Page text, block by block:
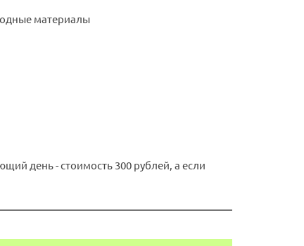
материалы
день - стоимость 300 рублей, а если